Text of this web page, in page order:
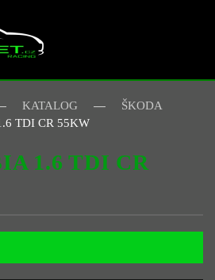
KATALOG
ŠKODA
TDI CR 55KW
1.6 TDI CR